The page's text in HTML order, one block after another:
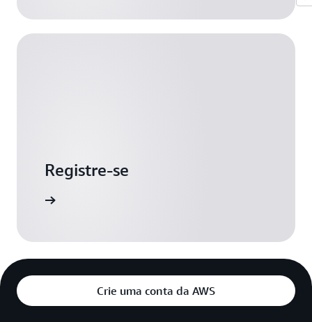
Registre-se
Crie uma conta da AWS